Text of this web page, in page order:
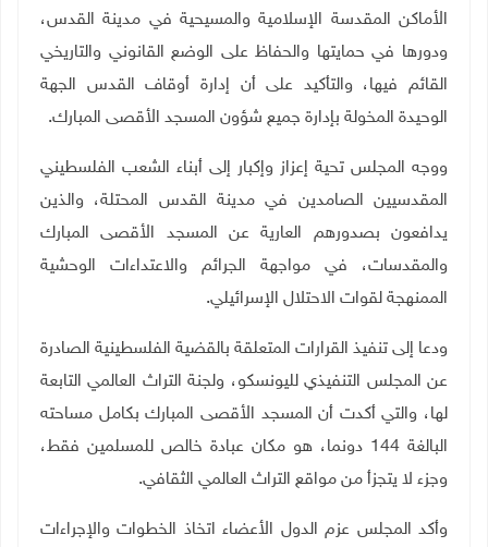
الأماكن المقدسة الإسلامية والمسيحية في مدينة القدس،
ودورها في حمايتها والحفاظ على الوضع القانوني والتاريخي
القائم فيها، والتأكيد على أن إدارة أوقاف القدس الجهة
الوحيدة المخولة بإدارة جميع شؤون المسجد الأقصى المبارك.
ووجه المجلس تحية إعزاز وإكبار إلى أبناء الشعب الفلسطيني
المقدسيين الصامدين في مدينة القدس المحتلة، والذين
يدافعون بصدورهم العارية عن المسجد الأقصى المبارك
والمقدسات، في مواجهة الجرائم والاعتداءات الوحشية
الممنهجة لقوات الاحتلال الإسرائيلي.
ودعا إلى تنفيذ القرارات المتعلقة بالقضية الفلسطينية الصادرة
عن المجلس التنفيذي لليونسكو، ولجنة التراث العالمي التابعة
لها، والتي أكدت أن المسجد الأقصى المبارك بكامل مساحته
البالغة 144 دونما، هو مكان عبادة خالص للمسلمين فقط،
وجزء لا يتجزأ من مواقع التراث العالمي الثقافي.
وأكد المجلس عزم الدول الأعضاء اتخاذ الخطوات والإجراءات